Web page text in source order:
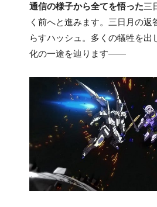
通信の様子から全てを悟った三
く前へと進みます。三日月の返
らすハッシュ。多くの犠牲を出
化の一途を辿ります――